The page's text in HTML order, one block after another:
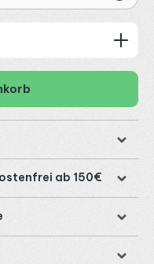
Wert ein
ab 150€